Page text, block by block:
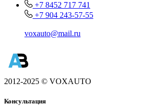
+7 8452 717 741
+7 904 243-57-55
voxauto@mail.ru
2012-2025 © VOXAUTO
Консультация